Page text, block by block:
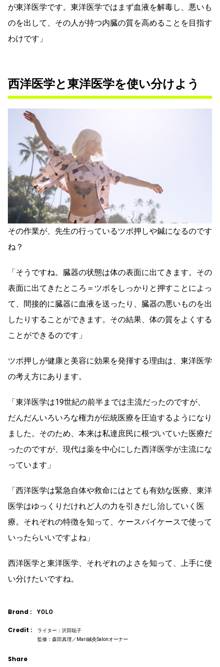
が東洋医学です。東洋医学ではまず血液を解毒し、悪いも
のを出して、その人が持つ内臓の質を高めることを目指す
わけです」
西洋医学と東洋医学を使い分けよう
その作業が、先生の行っているツボ押しや鍼になるのです
ね？
「そうですね。臓器の状態は体の表面に出てきます。その
表面に出てきたところ＝ツボをしっかりと押すことによっ
て、間接的に臓器に血液を送ったり、臓器の悪いものを出
したりすることができます。その結果、体の質をよくする
ことができるのです」
ツボ押しが健康と美容に効果を発揮する理由は、東洋医学
の考え方にあります。
「東洋医学は19世紀の前半までは主流だったのですが、
だんだんいろいろな権力が伝統医療を圧迫するようになり
ました。そのため、本来は私達庶民に根づいていた医療だ
ったのですが、現代は薬を中心にした西洋医学が主流にな
っています」
「西洋医学は緊急自体や救命にはとても有効な医療、東洋
医学はゆっくりだけれど人の力を引きだし治していく医
療。それぞれの特徴を知って、ケースバイケースで使って
いったらいいですよね」
西洋医学と東洋医学、それぞれのよさを知って、上手に使
い分けたいですね。
Brand : YOLO
Credit :
ライター：沢田聡子
監修：森田真理／Mari鍼灸Salonオーナー
Share